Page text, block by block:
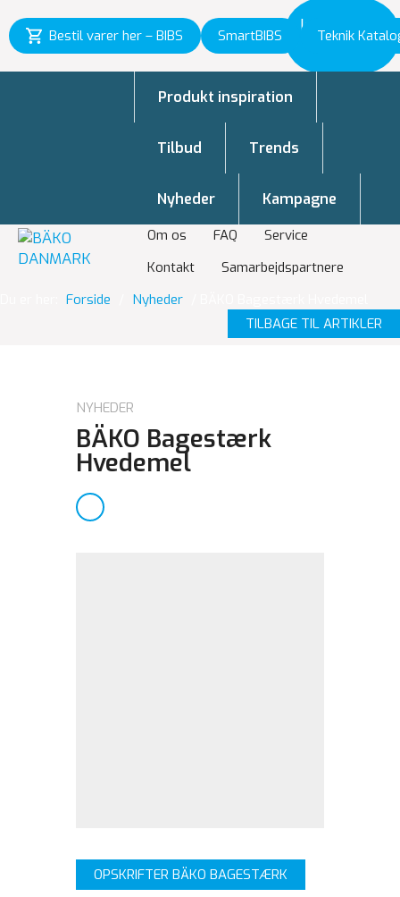
Bestil varer her – BIBS SmartBIBS Teknik
Inspiration
til vækst
Om os FAQ
Service
Kontakt
Samarbejdspartnere
Produkt inspiration
Tilbud Trends
Nyheder Kampagne
Forside Nyheder
TILBAGE TIL ARTIKLER
NYHEDER
BÄKO Bagestærk
Hvedemel
OPSKRIFTER BÄKO BAGESTÆRK